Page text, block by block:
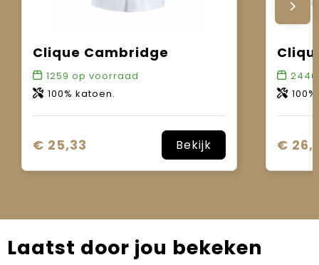
Clique Cambridge
1259 op voorraad
100% katoen.
€ 25,33 Bekijk
2446
€
Laatst door jou bekeken